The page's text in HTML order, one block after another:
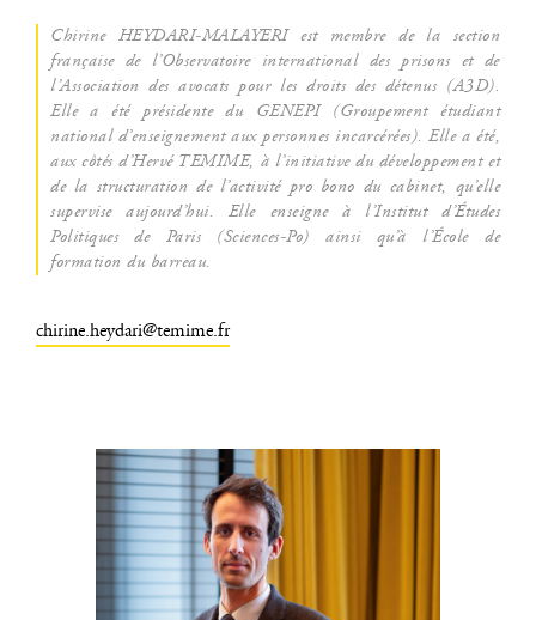
Chi­rine HEYDARI-MALAYERI est membre de la sec­tion
fran­çaise de l’Observatoire inter­na­tio­nal des pri­sons et de
l’Association des avo­cats pour les droits des déte­nus (A3D).
Elle a été pré­si­dente du GENEPI (Grou­pe­ment étu­diant
natio­nal d’enseignement aux per­sonnes incar­cé­rées). Elle a été,
aux côtés d’Hervé TEMIME, à l’initiative du déve­lop­pe­ment et
de la struc­tu­ra­tion de l’activité pro bono du cabi­net, qu’elle
super­vise aujourd’hui. Elle enseigne à l’Institut d’Études
Poli­tiques de Paris (Sciences-Po) ain­si qu’à l’École de
for­ma­tion du barreau.
chirine.heydari@temime.fr